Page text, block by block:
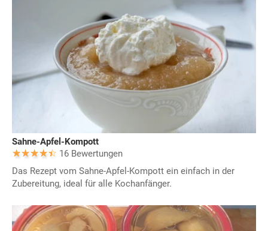
Sahne-Apfel-Kompott
16 Bewertungen
Das Rezept vom Sahne-Apfel-Kompott ein einfach in der
Zubereitung, ideal für alle Kochanfänger.